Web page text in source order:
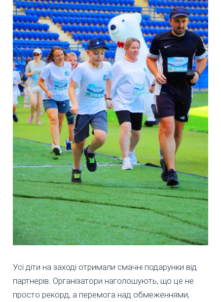
Усі діти на заході отримали смачні подарунки від
партнерів. Організатори наголошують, що це не
просто рекорд, а перемога над обмеженнями,